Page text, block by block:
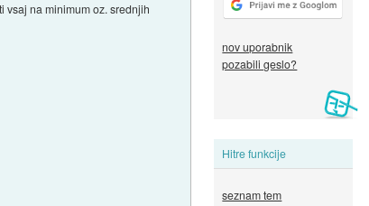
nov uporabnik
pozabili geslo?
Hitre funkcije
seznam tem
vsaj na minimum oz. srednjih